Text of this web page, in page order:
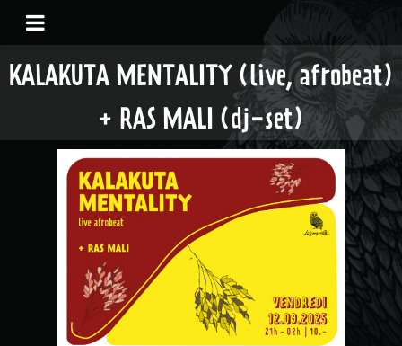
KALAKUTA MENTALITY (live, afrobeat)
+ RAS MALI (dj-set)